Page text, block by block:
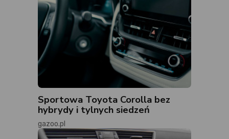
Sportowa Toyota Corolla bez
hybrydy i tylnych siedzeń
gazoo.pl